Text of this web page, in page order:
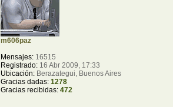
m606paz
Mensajes:16515
Registrado:16 Abr 2009, 17:33
Ubicación:Berazategui, Buenos Aires
Gracias dadas: 1278
Gracias recibidas: 472